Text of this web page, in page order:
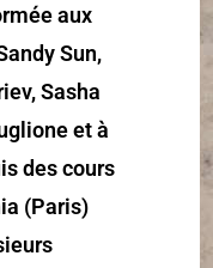
aux
Sun,
Sasha
et à
des cours
(Paris)